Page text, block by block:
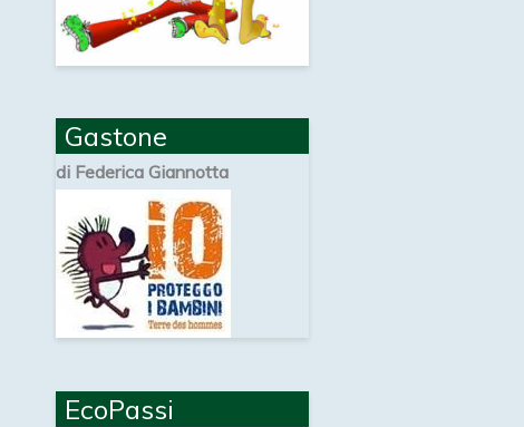
Gastone
di Federica Giannotta
EcoPassi